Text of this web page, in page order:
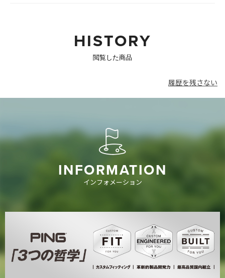
HISTORY
閲覧した商品
履歴を残さない
INFORMATION
インフォメーション